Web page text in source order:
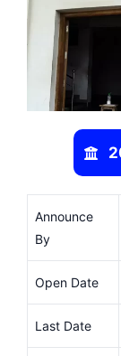
Announce
By
Open Date
Last Date